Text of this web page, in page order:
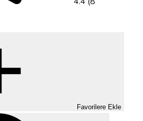
Favorilere Ekle